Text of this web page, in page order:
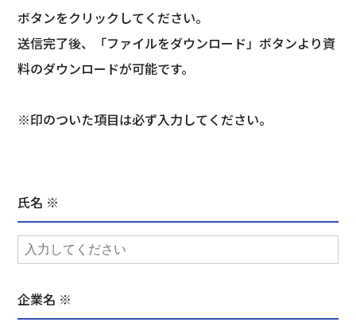
ボタンをクリックしてください。
送信完了後、「ファイルをダウンロード」ボタンより資
料のダウンロードが可能です。
※印のついた項目は必ず入力してください。
氏名 ※
企業名 ※